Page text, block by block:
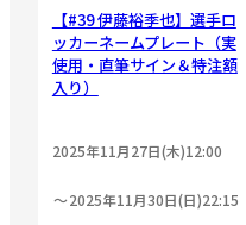
【#39 伊藤裕季也】選手ロ
ッカーネームプレート（実
使用・直筆サイン＆特注額
入り）
2025年11月27日(木)12:00
2025年11月30日(日)22:15